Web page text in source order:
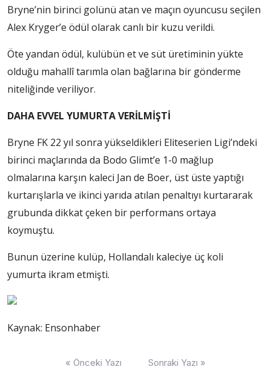
Bryne’nin birinci golünü atan ve maçın oyuncusu seçilen
Alex Kryger’e ödül olarak canlı bir kuzu verildi.
Öte yandan ödül, kulübün et ve süt üretiminin yükte
olduğu mahallî tarımla olan bağlarına bir gönderme
niteliğinde veriliyor.
DAHA EVVEL YUMURTA VERİLMİŞTİ
Bryne FK 22 yıl sonra yükseldikleri Eliteserien Ligi’ndeki
birinci maçlarında da Bodo Glimt’e 1-0 mağlup
olmalarına karşın kaleci Jan de Boer, üst üste yaptığı
kurtarışlarla ve ikinci yarıda atılan penaltıyı kurtararak
grubunda dikkat çeken bir performans ortaya
koymuştu.
Bunun üzerine kulüp, Hollandalı kaleciye üç koli
yumurta ikram etmişti.
Kaynak: Ensonhaber
« Önceki Yazı Sonraki Yazı »